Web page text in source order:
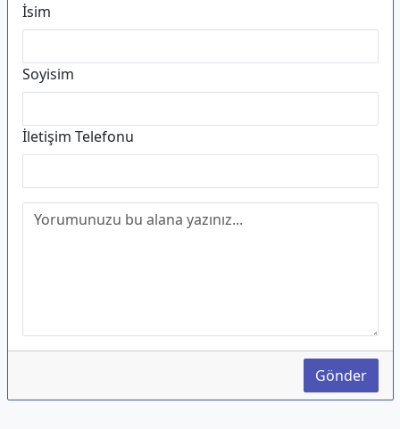
İsim
Soyisim
İletişim Telefonu
Gönder